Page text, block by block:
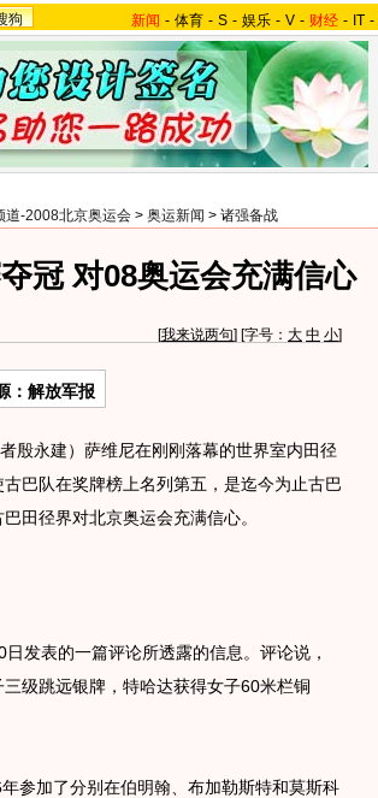
狗 新闻 - 体育 - S - 娱乐 - V - 财经 - IT -
道-2008北京奥运会 > 奥运新闻 > 诸强备战
冠 对08奥运会充满信心
[我来说两句] [字号： 大 中 小]
：解放军报
永建）萨维尼在刚刚落幕的世界室内田径
巴队在奖牌榜上名列第五，是迄今为止古巴
田径界对北京奥运会充满信心。
表的一篇评论所透露的信息。评论说，
级跳远银牌，特哈达获得女子60米栏铜
加了分别在伯明翰、布加勒斯特和莫斯科